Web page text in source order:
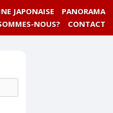
PANORAMA
JAPONAISE
CONTACT
NOUS?